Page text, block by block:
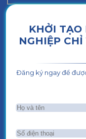
KHỞI TẠO
NGHIỆP
Đăng ký ngay để